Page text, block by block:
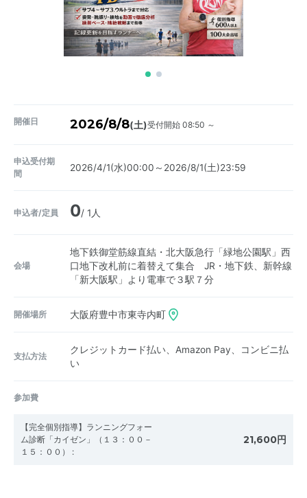
開催日 2026/8/8(土)受付開始 08:50 ～
申込受付期
間
2026/4/1(水)00:00～2026/8/1(土)23:59
申込者/定員 0/ 1人
会場
地下鉄御堂筋線直結・北大阪急行「緑地公園駅」西
口地下改札前に着替えて集合 JR・地下鉄、新幹線
「新大阪駅」より電車で３駅７分
開催場所 大阪府豊中市東寺内町
支払方法
クレジットカード払い、Amazon Pay、コンビニ払
い
参加費
【完全個別指導】ランニングフォー
ム診断「カイゼン」（１３：００－
１５：００） :
21,600円